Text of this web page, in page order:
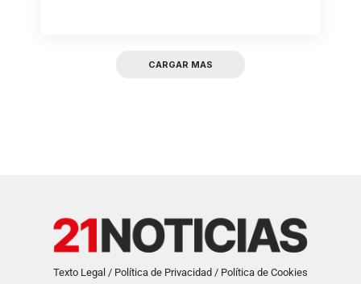
CARGAR MAS
Texto Legal / Política de Privacidad / Política de Cookies